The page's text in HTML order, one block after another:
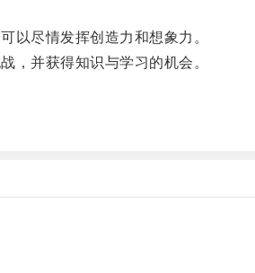
尽情发挥创造力和想象力。
并获得知识与学习的机会。